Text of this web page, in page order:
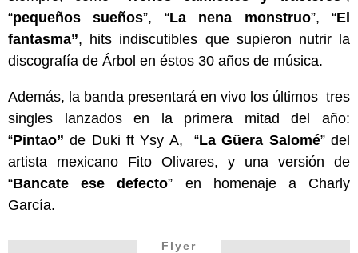
“pequeños sueños”, “La nena monstruo”, “El
fantasma”, hits indiscutibles que supieron nutrir la
discografía de Árbol en éstos 30 años de música.
Además, la banda presentará en vivo los últimos tres
singles lanzados en la primera mitad del año:
“Pintao” de Duki ft Ysy A, “La Güera Salomé” del
artista mexicano Fito Olivares, y una versión de
“Bancate ese defecto” en homenaje a Charly
García.
Flyer